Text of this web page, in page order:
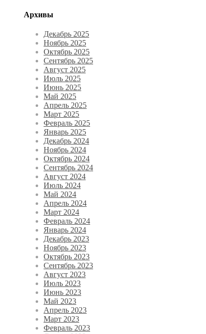
Архивы
Декабрь 2025
Ноябрь 2025
Октябрь 2025
Сентябрь 2025
Август 2025
Июль 2025
Июнь 2025
Май 2025
Апрель 2025
Март 2025
Февраль 2025
Январь 2025
Декабрь 2024
Ноябрь 2024
Октябрь 2024
Сентябрь 2024
Август 2024
Июль 2024
Май 2024
Апрель 2024
Март 2024
Февраль 2024
Январь 2024
Декабрь 2023
Ноябрь 2023
Октябрь 2023
Сентябрь 2023
Август 2023
Июль 2023
Июнь 2023
Май 2023
Апрель 2023
Март 2023
Февраль 2023